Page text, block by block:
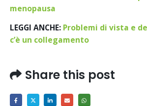
menopausa
LEGGI ANCHE: Problemi di vista e
c’è un collegamento
Share this post